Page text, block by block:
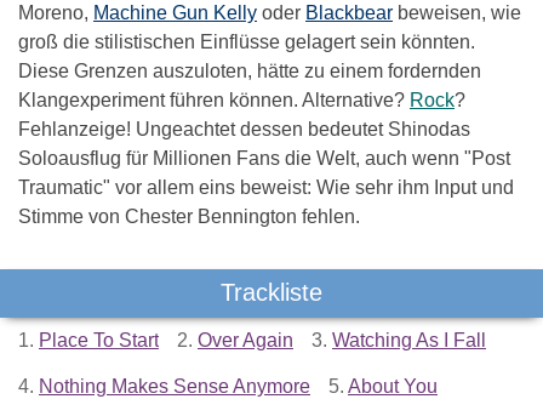
Moreno, Machine Gun Kelly oder Blackbear beweisen, wie
groß die stilistischen Einflüsse gelagert sein könnten.
Diese Grenzen auszuloten, hätte zu einem fordernden
Klangexperiment führen können. Alternative? Rock?
Fehlanzeige! Ungeachtet dessen bedeutet Shinodas
Soloausflug für Millionen Fans die Welt, auch wenn "Post
Traumatic" vor allem eins beweist: Wie sehr ihm Input und
Stimme von Chester Bennington fehlen.
Trackliste
1. Place To Start 2. Over Again 3. Watching As I Fall
4. Nothing Makes Sense Anymore 5. About You